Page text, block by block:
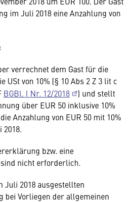
im Juli 2018 eine Anzahlung von
verrechnet dem Gast für die
USt von 10% (§ 10 Abs 2 Z 3 lit c
BGBl. I Nr. 12/2018
) und stellt
über EUR 50 inklusive 10%
Anzahlung von EUR 50 mit 10%
2018.
bzw. eine
nicht erforderlich.
Juli 2018 ausgestellten
bei Vorliegen der allgemeinen